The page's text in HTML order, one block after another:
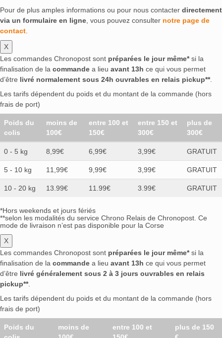
Pour de plus amples informations ou pour nous contacter directement
via un formulaire en ligne , vous pouvez consulter notre page de
contact
X
Les commandes Chronopost sont préparées le jour même*si la
finalisation de la commande a lieu avant 13h ce qui vous permet
d’être livré normalement sous 24h ouvrables en relais pickup**.
Les tarifs dépendent du poids et du montant de la commande (hors
frais de port)
Poids du
colis
moins de
100€
entre 100 et
150€
entre 150 et
300€
plus de
300€
0 - 5 kg 8,99€ 6,99€ 3,99€ GRATUIT
5 - 10 kg 11,99€ 9,99€ 3,99€ GRATUIT
10 - 20 kg 13.99€ 11.99€ 3.99€ GRATUIT
*Hors weekends et jours fériés
**selon les modalités du service Chrono Relais de Chronopost. Ce
mode de livraison n’est pas disponible pour la Corse
X
Les commandes Chronopost sont préparées le jour même*si la
finalisation de la commande a lieu avant 13h ce qui vous permet
d’être livré généralement sous 2 à 3 jours ouvrables en relais
pickup**.
Les tarifs dépendent du poids et du montant de la commande (hors
frais de port)
Poids du
moins de
entre 100 et
plus de 150